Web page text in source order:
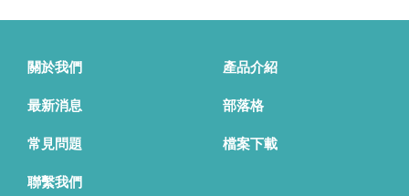
關於我們 產品介紹
最新消息 部落格
常見問題 檔案下載
聯繫我們